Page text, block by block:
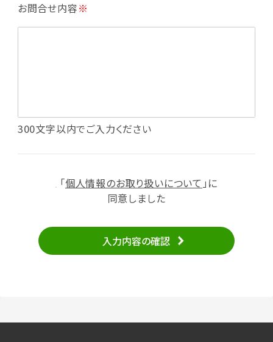
・メールマガジンの配信
・本サービスに関する規約等の変更の通知
・投稿したクチコミ情報、写真の本サービスへの
・メールマガジン、お知らせ、広告等の配信
（2）ユーザーからのお問い合わせへの対応
せの内容確認、返答
・当サービスの品質改善
お問合せ内容※
300文字以内でご入力ください
「個人情報のお取り扱いについて 」に
同意しました
入力内容の確認